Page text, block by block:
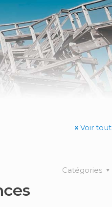
Voir tout
Catégories